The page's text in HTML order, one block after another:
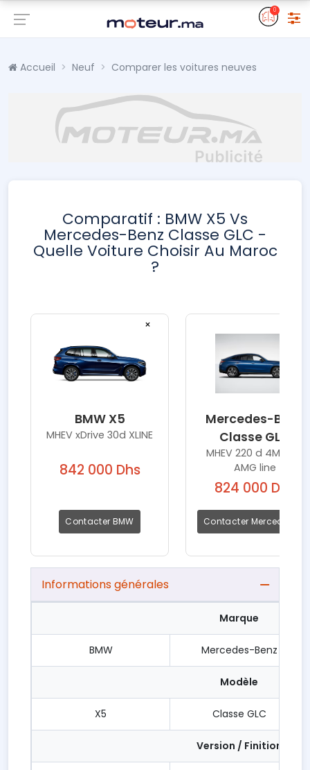
0
Accueil Neuf Comparer les voitures neuves
Comparatif : BMW X5 Vs
Mercedes-Benz Classe GLC -
Quelle Voiture Choisir Au Maroc
?
×
BMW X5
MHEV xDrive 30d XLINE
842 000 Dhs
Contacter BMW
Mercedes-Benz
Classe GLC
MHEV 220 d 4MATIC
AMG line
824 000 Dhs
Contacter Mercedes-
Informations générales
Marque
BMW Mercedes-Benz
Modèle
X5 Classe GLC
Version / Finition